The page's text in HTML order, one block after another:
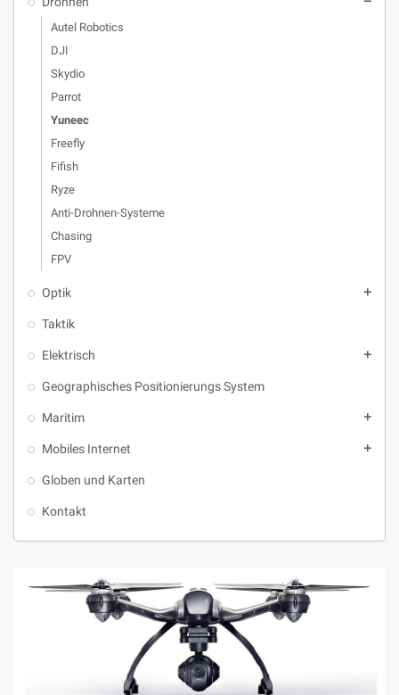
Autel Robotics
DJI
Skydio
Parrot
Yuneec
Freefly
Fifish
Ryze
Anti-Drohnen-Systeme
Chasing
FPV
Optik add
Taktik
Elektrisch add
Geographisches Positionierungs System
Maritim add
Mobiles Internet add
Globen und Karten
Kontakt